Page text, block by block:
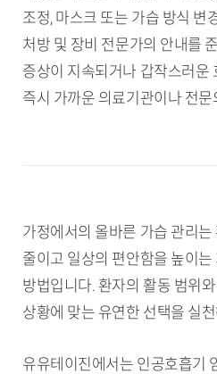
조정, 마스크 또는 가습 방식 변
처방 및 장비 전문가의 안내를
증상이 지속되거나 갑작스러운
즉시 가까운 의료기관이나 전
가정에서의 올바른 가습 관리
줄이고 일상의 편안함을 높이는
방법입니다. 환자의 활동 범위
상황에 맞는 유연한 선택을 실
유유테이진에서는 인공호흡기